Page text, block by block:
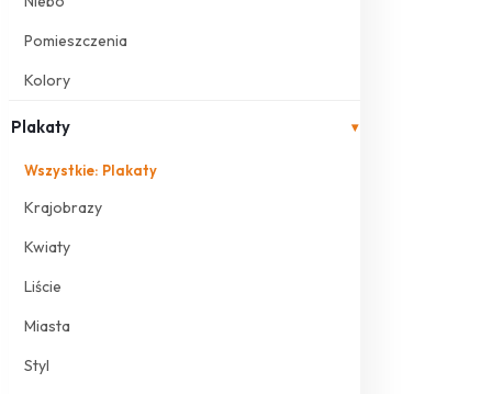
Pomieszczenia
Kolory
Plakaty ▾
Wszystkie: Plakaty
Krajobrazy
Kwiaty
Liście
Miasta
Styl